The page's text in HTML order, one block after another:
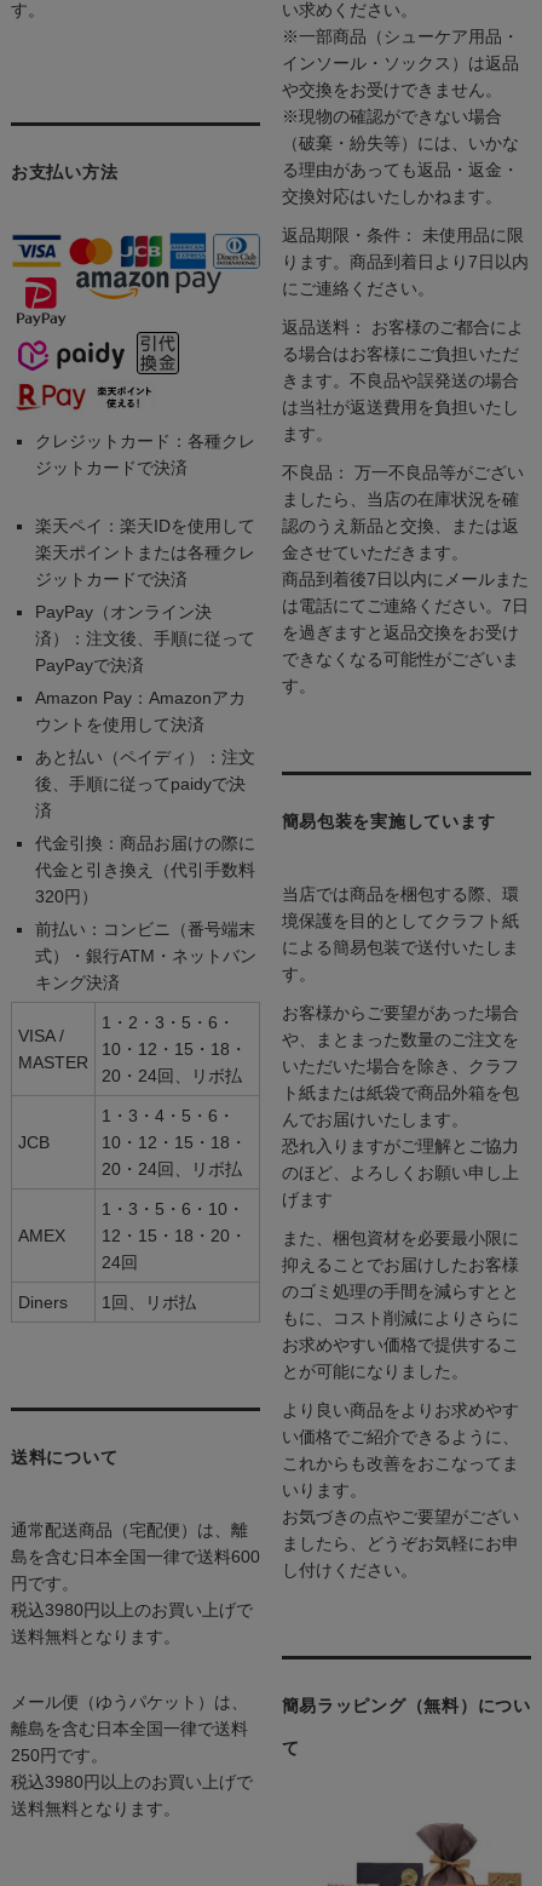
す。
お支払い方法
クレジットカード：各種クレ
ジットカードで決済
楽天ペイ：楽天IDを使用して
楽天ポイントまたは各種クレ
ジットカードで決済
PayPay（オンライン決
済）：注文後、手順に従って
PayPayで決済
Amazon Pay：Amazonアカ
ウントを使用して決済
あと払い（ペイディ）：注文
後、手順に従ってpaidyで決
済
代金引換：商品お届けの際に
代金と引き換え（代引手数料
320円）
前払い：コンビニ（番号端末
式）・銀行ATM・ネットバン
キング決済
VISA /
MASTER
1・2・3・5・6・
10・12・15・18・
20・24回、リボ払
JCB
1・3・4・5・6・
10・12・15・18・
20・24回、リボ払
AMEX
1・3・5・6・10・
12・15・18・20・
24回
Diners 1回、リボ払
送料について
通常配送商品（宅配便）は、離
島を含む日本全国一律で送料600
円です。
税込3980円以上のお買い上げで
送料無料となります。
メール便（ゆうパケット）は、
離島を含む日本全国一律で送料
250円です。
税込3980円以上のお買い上げで
送料無料となります。
い求めください。
※一部商品（シューケア用品・
インソール・ソックス）は返品
や交換をお受けできません。
※現物の確認ができない場合
（破棄・紛失等）には、いかな
る理由があっても返品・返金・
交換対応はいたしかねます。
返品期限・条件： 未使用品に限
ります。商品到着日より7日以内
にご連絡ください。
返品送料： お客様のご都合によ
る場合はお客様にご負担いただ
きます。不良品や誤発送の場合
は当社が返送費用を負担いたし
ます。
不良品： 万一不良品等がござい
ましたら、当店の在庫状況を確
認のうえ新品と交換、または返
金させていただきます。
商品到着後7日以内にメールまた
は電話にてご連絡ください。7日
を過ぎますと返品交換をお受け
できなくなる可能性がございま
す。
簡易包装を実施しています
当店では商品を梱包する際、環
境保護を目的としてクラフト紙
による簡易包装で送付いたしま
す。
お客様からご要望があった場合
や、まとまった数量のご注文を
いただいた場合を除き、クラフ
ト紙または紙袋で商品外箱を包
んでお届けいたします。
恐れ入りますがご理解とご協力
のほど、よろしくお願い申し上
げます
また、梱包資材を必要最小限に
抑えることでお届けしたお客様
のゴミ処理の手間を減らすとと
もに、コスト削減によりさらに
お求めやすい価格で提供するこ
とが可能になりました。
より良い商品をよりお求めやす
い価格でご紹介できるように、
これからも改善をおこなってま
いります。
お気づきの点やご要望がござい
ましたら、どうぞお気軽にお申
し付けください。
簡易ラッピング（無料）につい
て